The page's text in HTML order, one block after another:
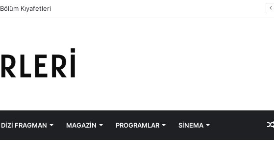
Bölüm Kıyafetleri
DIZI FRAGMAN MAGAZIN PROGRAMLAR SINEMA